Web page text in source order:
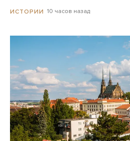
ИСТОРИИ 10 часов назад